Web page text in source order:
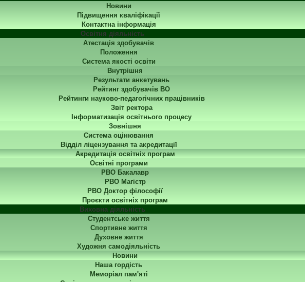
Новини
Підвищення кваліфікації
Контактна інформація
Освітня діяльність
Атестація здобувачів
Положення
Система якості освіти
Внутрішня
Результати анкетувань
Рейтинг здобувачів ВО
Рейтинги науково-педагогічних працівників
Звіт ректора
Інформатизація освітнього процесу
Зовнішня
Система оцінювання
Відділ ліцензування та акредитації
Акредитація освітніх програм
Освітні програми
РВО Бакалавр
РВО Магістр
РВО Доктор філософії
Проєкти освітніх програм
Виховна діяльність
Студентське життя
Спортивне життя
Духовне життя
Художня самодіяльність
Новини
Наша гордість
Меморіал пам'яті